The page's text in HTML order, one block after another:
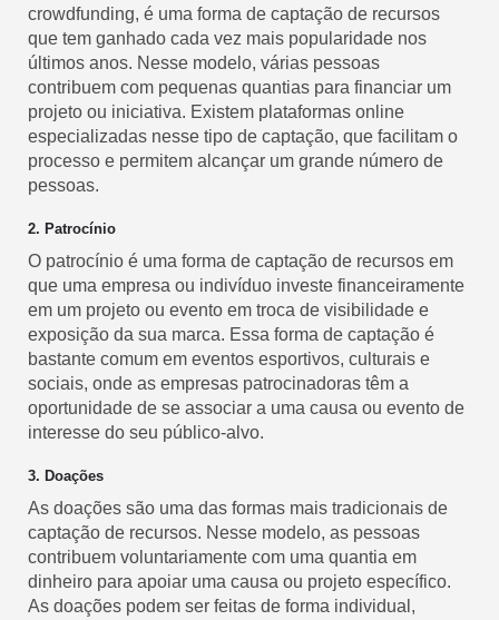
crowdfunding, é uma forma de captação de recursos
que tem ganhado cada vez mais popularidade nos
últimos anos. Nesse modelo, várias pessoas
contribuem com pequenas quantias para financiar um
projeto ou iniciativa. Existem plataformas online
especializadas nesse tipo de captação, que facilitam o
processo e permitem alcançar um grande número de
pessoas.
2. Patrocínio
O patrocínio é uma forma de captação de recursos em
que uma empresa ou indivíduo investe financeiramente
em um projeto ou evento em troca de visibilidade e
exposição da sua marca. Essa forma de captação é
bastante comum em eventos esportivos, culturais e
sociais, onde as empresas patrocinadoras têm a
oportunidade de se associar a uma causa ou evento de
interesse do seu público-alvo.
3. Doações
As doações são uma das formas mais tradicionais de
captação de recursos. Nesse modelo, as pessoas
contribuem voluntariamente com uma quantia em
dinheiro para apoiar uma causa ou projeto específico.
As doações podem ser feitas de forma individual,